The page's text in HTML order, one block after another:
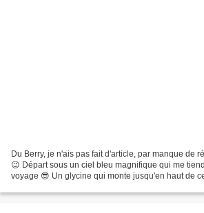
Du Berry, je n'ais pas fait d'article, par manque de
😉 Départ sous un ciel bleu magnifique qui me
voyage 😎 Un glycine qui monte jusqu'en haut de